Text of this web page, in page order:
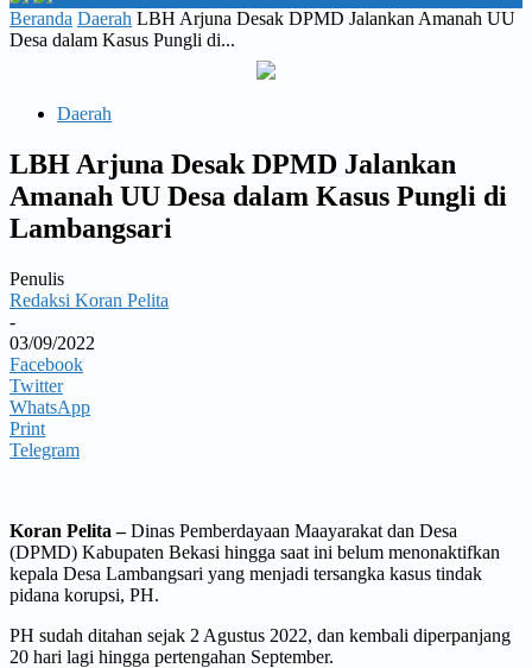
Beranda Daerah LBH Arjuna Desak DPMD Jalankan Amanah UU
Desa dalam Kasus Pungli di...
Daerah
LBH Arjuna Desak DPMD Jalankan
Amanah UU Desa dalam Kasus Pungli di
Lambangsari
Penulis
Redaksi Koran Pelita
-
03/09/2022
Facebook
Twitter
WhatsApp
Print
Telegram
Koran Pelita –Dinas Pemberdayaan Maayarakat dan Desa
(DPMD) Kabupaten Bekasi hingga saat ini belum menonaktifkan
kepala Desa Lambangsari yang menjadi tersangka kasus tindak
pidana korupsi, PH.
PH sudah ditahan sejak 2 Agustus 2022, dan kembali diperpanjang
20 hari lagi hingga pertengahan September.